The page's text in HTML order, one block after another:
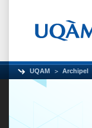
UQAM Archipel